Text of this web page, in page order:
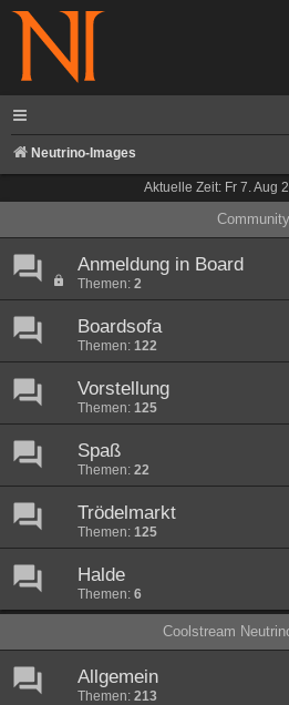
Neutrino-Images
Aktuelle Zeit: Fr 7. Aug
Community
Anmeldung in Board
Themen: 2
Boardsofa
Themen: 122
Vorstellung
Themen: 125
Spaß
Themen: 22
Trödelmarkt
Themen: 125
Halde
Themen: 6
Coolstream
Allgemein
Themen: 213